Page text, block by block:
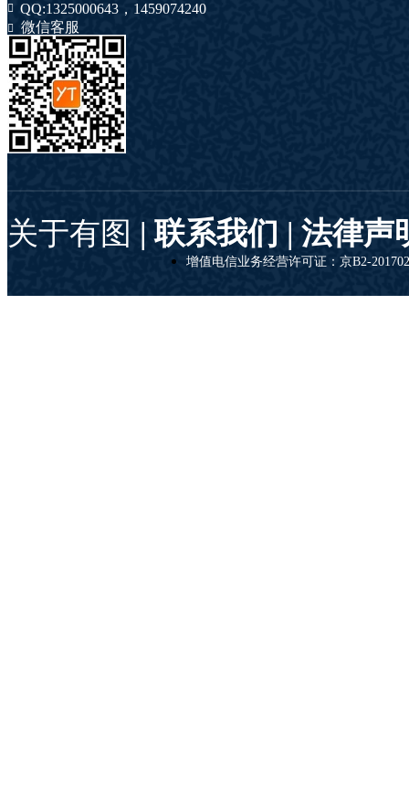
QQ:1325000643 ， 1459074240
微信客服
关于有图 | 联系我们 | 法律声
增值电信业务经营许可证：京B2-